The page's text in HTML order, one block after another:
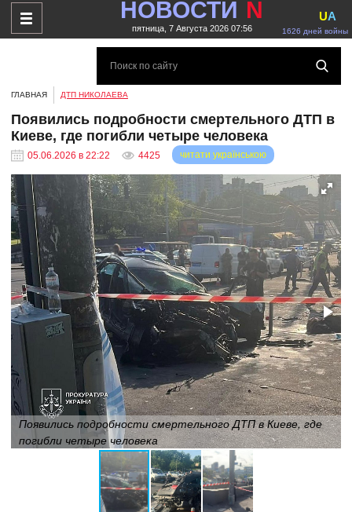
НОВОСТИ N
пятница, 7 Августа 2026 07:56 1626 дней войны
UA
ГЛАВНАЯ ДТП НИКОЛАЕВА
Появились подробности смертельного ДТП в
Киеве, где погибли четыре человека
05.06.2026 в 22:22 4425 читати українською
Появились подробности смертельного ДТП в Киеве, где
погибли четыре человека